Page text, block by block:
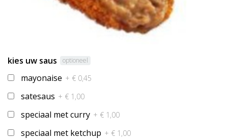
kies uw saus optioneel
mayonaise + € 0,45
satesaus + € 1,00
speciaal met curry + € 1,00
speciaal met ketchup + € 1,00